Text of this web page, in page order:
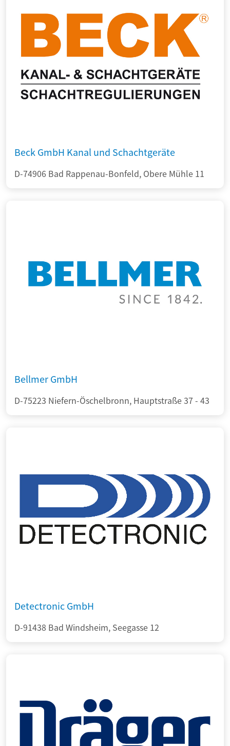
Beck GmbH Kanal und Schachtgeräte
D-74906 Bad Rappenau-Bonfeld, Obere Mühle 11
Bellmer GmbH
D-75223 Niefern-Öschelbronn, Hauptstraße 37 - 43
Detectronic GmbH
D-91438 Bad Windsheim, Seegasse 12